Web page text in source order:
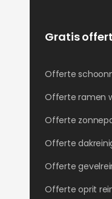
Gratis
Offerte
Offerte ramen
Offerte
Offerte
Offerte
Offerte oprit